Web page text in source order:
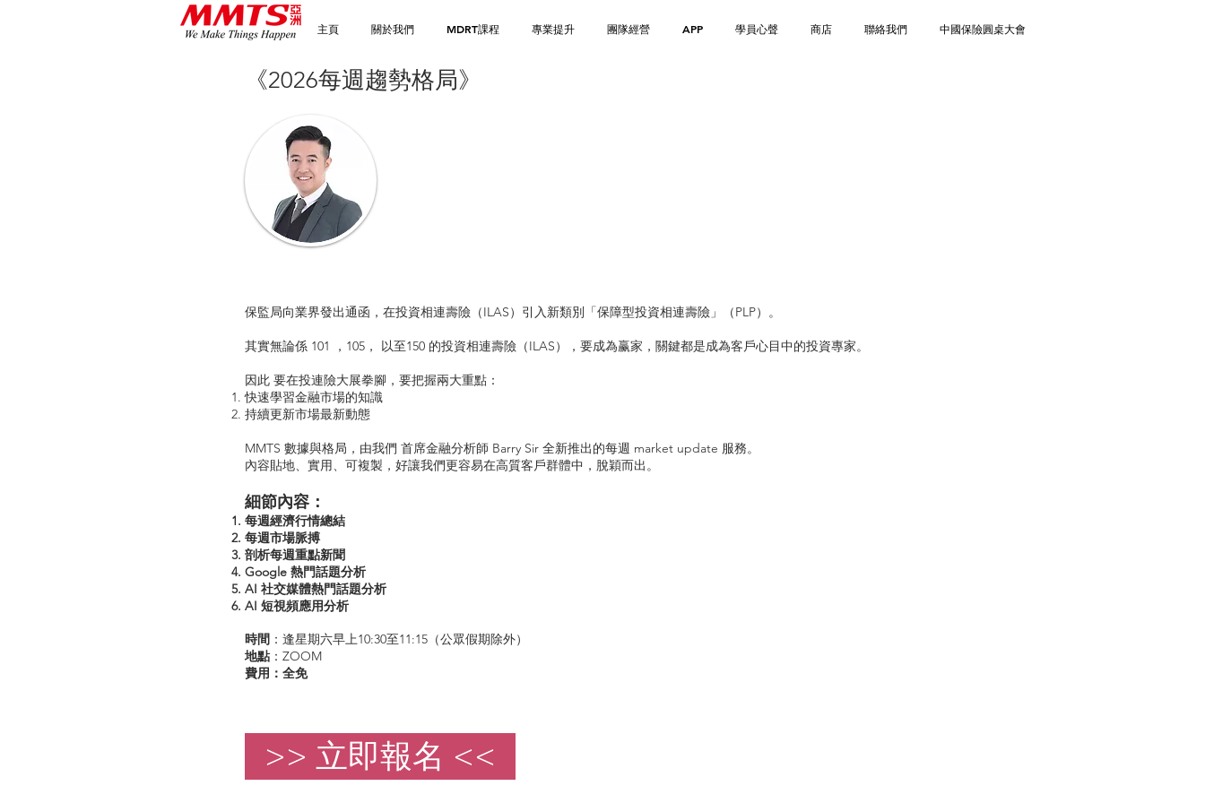
主頁 關於我們 MDRT課程 專業提升 團隊經營 APP 學員心聲 商店 聯絡我們 中國保險圓桌大會
《2026每週趨勢格局》
保監局向業界發出通函，在投資相連壽險（ILAS）引入新類別「保障型投資相連壽險」（PLP）。
其實無論係 101 ，105， 以至150 的投資相連壽險（ILAS），要成為赢家，關鍵都是成為客戶心目中的投資專家。
因此 要在投連險大展拳腳，要把握兩大重點：
快速學習金融市場的知識
持續更新市場最新動態
MMTS 數據與格局，由我們 首席金融分析師 Barry Sir 全新推出的每週 market update 服務。
內容貼地、實用、可複製，好讓我們更容易在高質客戶群體中，脫穎而出。
細節內容：
每週經濟行情總結
每週市場脈搏
剖析每週重點新聞
Google 熱門話題分析
AI 社交媒體熱門話題分析
AI 短視頻應用分析
時間 ： 逢星期六早上10:30至11:15（公眾假期除外）
​地點 ：ZOOM
費用：全免
>> 立即報名 <<